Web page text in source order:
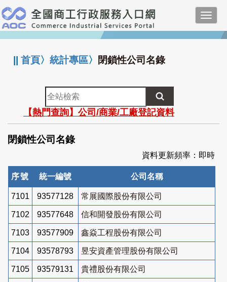
跳
到
主
要
:::
||首頁〉統計專區〉 閉鎖性公司名錄
全
站
檢
索
【熱門查詢】公司/商業/工廠登記資料
閉鎖性公司名錄
資料更新頻率：即時
序號 統一編號 公司名稱
7101 93577128 常展國際股份有限公司
7102 93577648 信和開發股份有限公司
7103 93577909 鑫焱工程股份有限公司
7104 93578793 昱安資產管理股份有限公司
7105 93579131 貴禮股份有限公司